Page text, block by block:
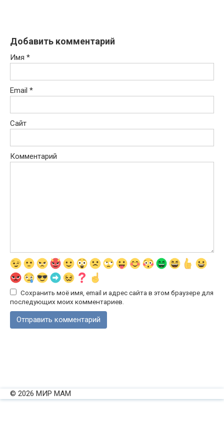
Добавить комментарий
Имя *
Email *
Сайт
Комментарий
Сохранить моё имя, email и адрес сайта в этом браузере для
последующих моих комментариев.
© 2026 МИР МАМ